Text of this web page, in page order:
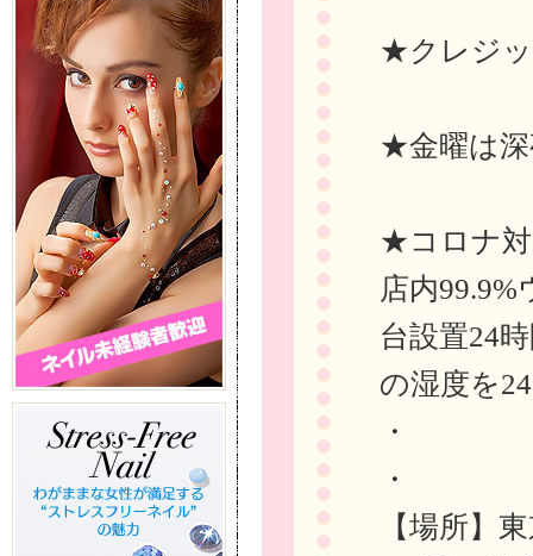
★クレジ
★金曜は深
★コロナ
店内
台設置24
の湿度を
・
・
【場所】